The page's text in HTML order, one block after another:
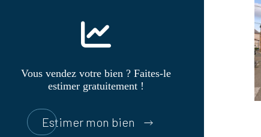
Vous vendez votre bien ? Faites-le
estimer gratuitement !
Estimer mon bien